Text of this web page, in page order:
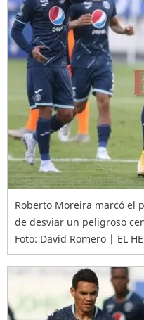
Roberto Moreira marcó el
de desviar un peligroso
Foto: David Romero | EL